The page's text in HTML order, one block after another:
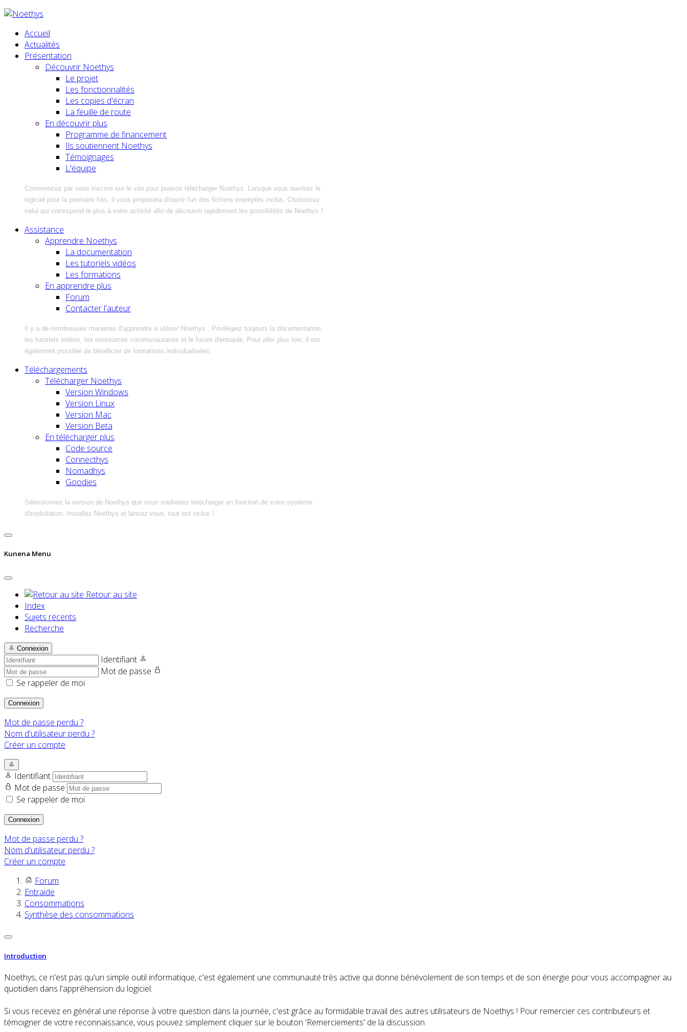
Accueil
Actualités
Présentation
Découvrir Noethys
Le projet
Les fonctionnalités
Les copies d'écran
La feuille de route
En découvrir plus
Programme de financement
Ils soutiennent Noethys
Témoignages
L'équipe
Commencez par vous inscrire sur le site pour pouvoir télécharger Noethys. Lorsque vous ouvrirez le
logiciel pour la première fois, il vous proposera d'ouvrir l'un des fichiers exemples inclus. Choisissez
celui qui correspond le plus à votre activité afin de découvrir rapidement les possibilités de Noethys !
Assistance
Apprendre Noethys
La documentation
Les tutoriels vidéos
Les formations
En apprendre plus
Forum
Contacter l'auteur
Il y a de nombreuses manières d'apprendre à utiliser Noethys : Privilégiez toujours la documentation,
les tutoriels vidéos, les ressources communautaires et le forum d'entraide. Pour aller plus loin, il est
également possible de bénéficier de formations individualisées.
Téléchargements
Télécharger Noethys
Version Windows
Version Linux
Version Mac
Version Beta
En télécharger plus
Code source
Connecthys
Nomadhys
Goodies
Sélectionnez la version de Noethys que vous souhaitez télécharger en fonction de votre système
d'exploitation. Installez Noethys et lancez-vous, tout est inclus !
Kunena Menu
Retour au site
Index
Sujets récents
Recherche
Connexion
Identifiant
Mot de passe
Se rappeler de moi
Connexion
Mot de passe perdu ?
Nom d'utilisateur perdu ?
Créer un compte
Identifiant
Mot de passe
Se rappeler de moi
Connexion
Mot de passe perdu ?
Nom d'utilisateur perdu ?
Créer un compte
Forum
Entraide
Consommations
Synthèse des consommations
Introduction
Noethys, ce n'est pas qu'un simple outil informatique, c'est également une communauté très active qui donne bénévolement de son temps et de son énergie pour vous accompagner au
quotidien dans l'appréhension du logiciel.
Si vous recevez en général une réponse à votre question dans la journée, c'est grâce au formidable travail des autres utilisateurs de Noethys ! Pour remercier ces contributeurs et
témoigner de votre reconnaissance, vous pouvez simplement cliquer sur le bouton 'Remerciements' de la discussion.